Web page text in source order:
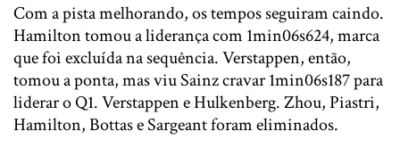
Com a pista melhorando, os tempos seguiram caindo.
Hamilton tomou a liderança com 1min06s624, marca
que foi excluída na sequência. Verstappen, então,
tomou a ponta, mas viu Sainz cravar 1min06s187 para
liderar o Q1. Verstappen e Hulkenberg. Zhou, Piastri,
Hamilton, Bottas e Sargeant foram eliminados.